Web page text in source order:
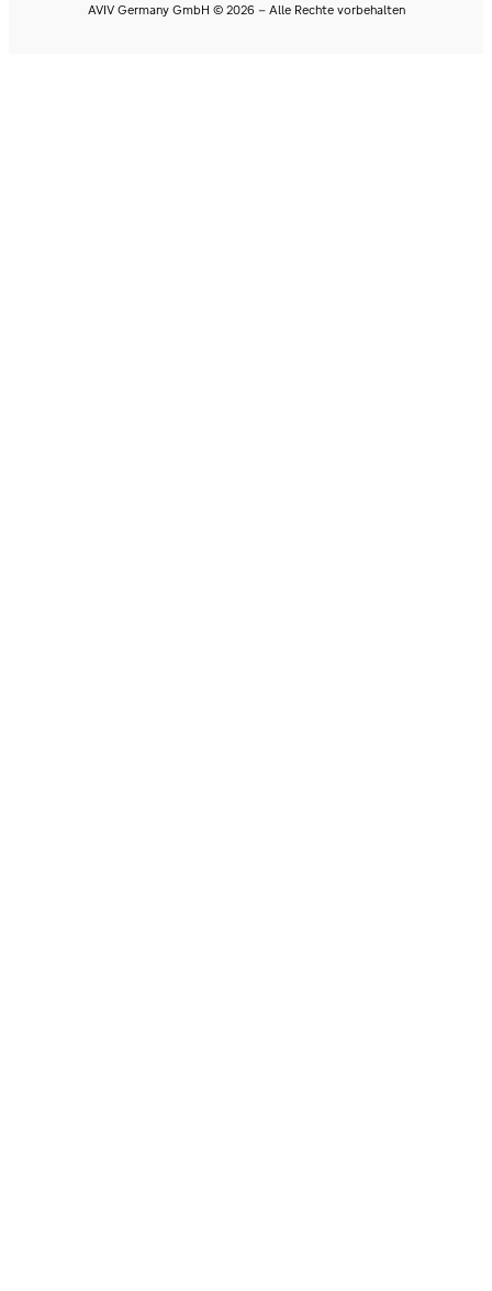
AVIV Germany GmbH © 2026 - Alle Rechte vorbehalten